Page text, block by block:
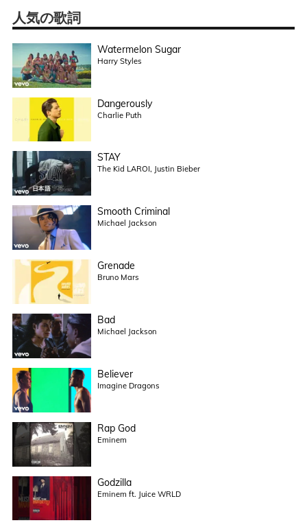
人気の歌詞
Watermelon Sugar
Harry Styles
Dangerously
Charlie Puth
STAY
The Kid LAROI, Justin Bieber
Smooth Criminal
Michael Jackson
Grenade
Bruno Mars
Bad
Michael Jackson
Believer
Imagine Dragons
Rap God
Eminem
Godzilla
Eminem ft. Juice WRLD